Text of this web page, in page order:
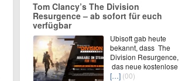
Tom Clancy’s The Division
Resurgence – ab sofort für euch
verfügbar
Ubisoft gab heute
bekannt, dass The
Division Resurgence,
das neue kostenlose
[…] (00)